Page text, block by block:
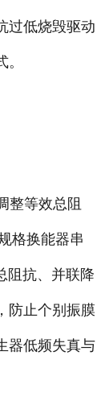
过低烧毁驱动
整等效总阻
格换能器串
阻抗、并联降
防止个别振膜
器低频失真与